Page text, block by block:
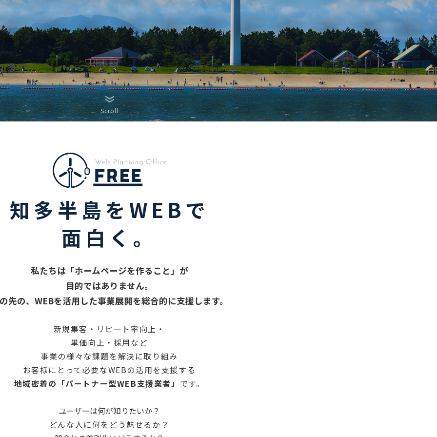
Scroll
知多半島をWEBで
面白く。
私たちは「ホームページを作ること」が
目的ではありません。
先の、WEBを活用した事業展開を総合的に支援します。
新規集客・リピート率向上・
単価向上・採用など
事業の様々な課題を解決に取り組み
地域密着の「パートナー型WEB支援業者」
どんな人に何をどう魅せるか？